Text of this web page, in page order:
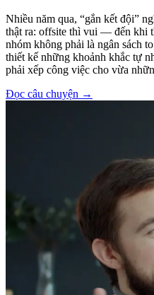
Nhiều năm qua, “gắn kết đội”
thật ra: offsite thì vui — đến khi
nhóm không phải là ngân sách
thiết kế những khoảnh khắc tự
phải xếp công việc cho vừa
Đọc câu chuyện →